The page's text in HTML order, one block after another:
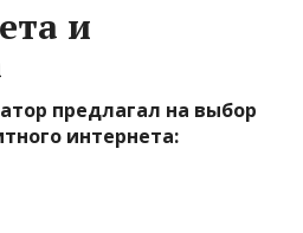
и
предлагал на выбор
интернета: